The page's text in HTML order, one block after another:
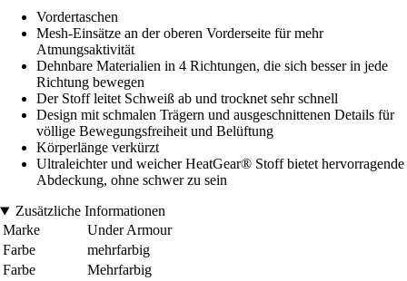
Vordertaschen
Mesh-Einsätze an der oberen Vorderseite für mehr
Atmungsaktivität
Dehnbare Materialien in 4 Richtungen, die sich besser in jede
Richtung bewegen
Der Stoff leitet Schweiß ab und trocknet sehr schnell
Design mit schmalen Trägern und ausgeschnittenen Details für
völlige Bewegungsfreiheit und Belüftung
Körperlänge verkürzt
Ultraleichter und weicher HeatGear® Stoff bietet hervorragende
Abdeckung, ohne schwer zu sein
Zusätzliche Informationen
Marke
Under Armour
Farbe
mehrfarbig
Farbe
Mehrfarbig